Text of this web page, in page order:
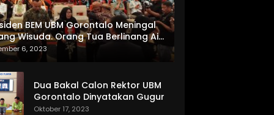
BEM UBM Gorontalo Meningal
Wisuda. Orang Tua Berlinang Air
Menerima SKL dan Pemasangan
6, 2023
Dua Bakal Calon Rektor UBM
Gorontalo Dinyatakan Gugur
Oktober 17, 2023